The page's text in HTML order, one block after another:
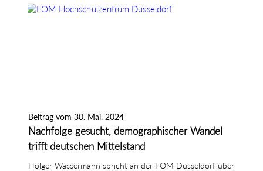
Beitrag vom 30. Mai. 2024
Nachfolge gesucht, demographischer Wandel
trifft deutschen Mittelstand
Holger Wassermann spricht an der FOM Düsseldorf über